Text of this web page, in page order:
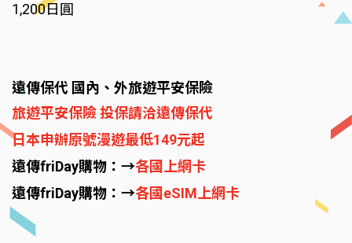
1,200日圓
遠傳保代 國內、外旅遊平安保險
旅遊平安保險 投保請洽遠傳保代
日本申辦原號漫遊最低149元起
遠傳friDay購物：→各國上網卡
遠傳friDay購物：→各國eSIM上網卡